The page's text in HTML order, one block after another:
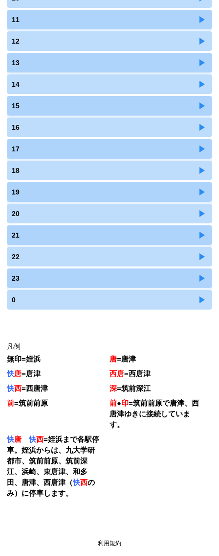
11
12
13
14
15
16
17
18
19
20
21
22
23
0
凡例
無印=姪浜 唐=唐津
快唐=唐津 西唐=西唐津
快西=西唐津 深=筑前深江
前=筑前前原 前●印=筑前前原で唐津、西
唐津ゆきに接続していま
す。
快唐 快西=姪浜まで各駅停
車。姪浜からは、九大学研
都市、筑前前原、筑前深
江、浜崎、東唐津、和多
田、唐津、西唐津（快西の
み）に停車します。
利用規約